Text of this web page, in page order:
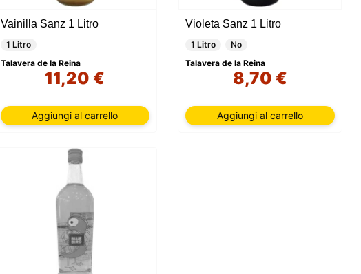
Vainilla Sanz 1 Litro
1 Litro
Talavera de la Reina
11,20 €
Aggiungi al carrello
Violeta Sanz 1 Litro
1 Litro
No
Talavera de la Reina
8,70 €
Aggiungi al carrello
Il nostro sito utilizza cookie che possono leggere, memorizzare